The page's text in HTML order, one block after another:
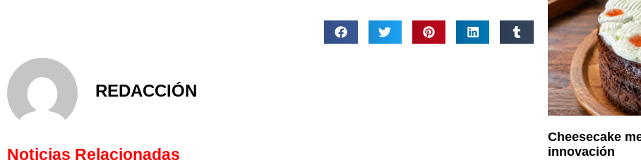
REDACCIÓN
Noticias Relacionadas
Cheesecake
innovación